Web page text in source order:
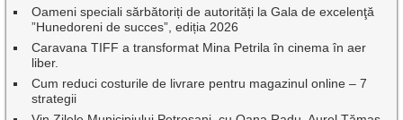
Oameni speciali sărbătoriți de autorități la Gala de excelenţă
”Hunedoreni de succes”, ediția 2026
Caravana TIFF a transformat Mina Petrila în cinema în aer
liber.
Cum reduci costurile de livrare pentru magazinul online – 7
strategii